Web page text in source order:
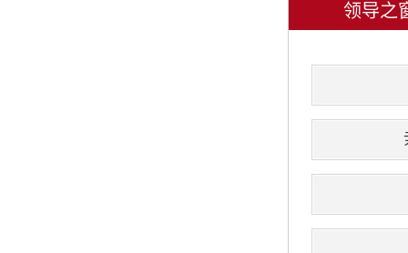
领导之